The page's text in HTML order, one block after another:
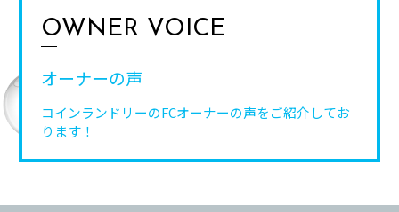
OWNER VOICE
オーナーの声
コインランドリーのFCオーナーの声をご紹介してお
ります！